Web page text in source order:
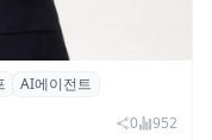
이창헌 영입…
격화
AI에이전트
0 952